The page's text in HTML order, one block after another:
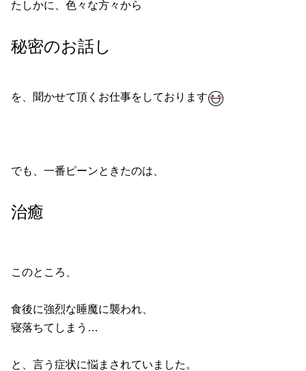
たしかに、色々な方々から
秘密のお話し
を、聞かせて頂くお仕事をしております
でも、一番ピーンときたのは、
治癒
このところ、
食後に強烈な睡魔に襲われ、
寝落ちてしまう…
と、言う症状に悩まされていました。